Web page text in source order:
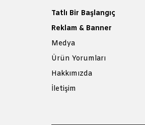
Tatlı Bir Başlangıç
Reklam & Banner
Medya
Ürün Yorumları
Hakkımızda
İletişim